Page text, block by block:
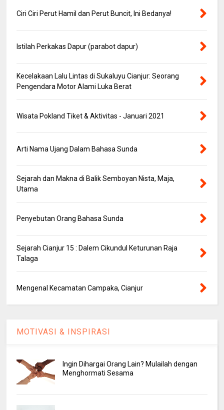
Ciri Ciri Perut Hamil dan Perut Buncit, Ini Bedanya!
Istilah Perkakas Dapur (parabot dapur)
Kecelakaan Lalu Lintas di Sukaluyu Cianjur: Seorang
Pengendara Motor Alami Luka Berat
Wisata Pokland Tiket & Aktivitas - Januari 2021
Arti Nama Ujang Dalam Bahasa Sunda
Sejarah dan Makna di Balik Semboyan Nista, Maja,
Utama
Penyebutan Orang Bahasa Sunda
Sejarah Cianjur 15 : Dalem Cikundul Keturunan Raja
Talaga
Mengenal Kecamatan Campaka, Cianjur
MOTIVASI & INSPIRASI
Ingin Dihargai Orang Lain? Mulailah dengan
Menghormati Sesama